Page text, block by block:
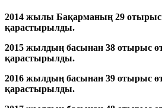
2014 жылы Бақарманың 29
қарастырылды.
2015 жылдың басынан 38 отырыс
қарастырылды.
2016 жылдың басынан 39 отырыс
қарастырылды.